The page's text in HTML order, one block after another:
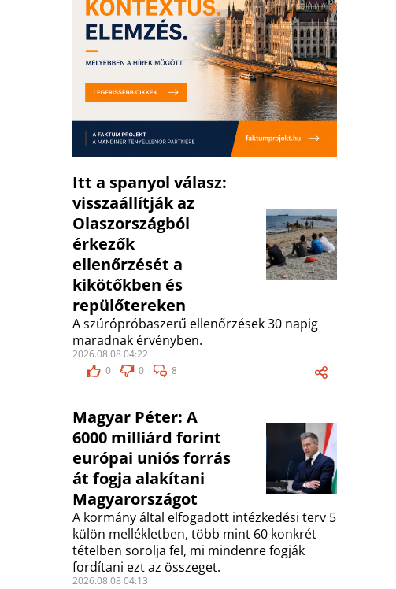
Itt a spanyol válasz:
visszaállítják az
Olaszországból
érkezők
ellenőrzését a
kikötőkben és
repülőtereken
A szúrópróbaszerű ellenőrzések 30 napig
maradnak érvényben.
2026.08.08 04:22
0
0 8
Magyar Péter: A
6000 milliárd forint
európai uniós forrás
át fogja alakítani
Magyarországot
A kormány által elfogadott intézkedési terv 5
külön mellékletben, több mint 60 konkrét
tételben sorolja fel, mi mindenre fogják
fordítani ezt az összeget.
2026.08.08 04:13